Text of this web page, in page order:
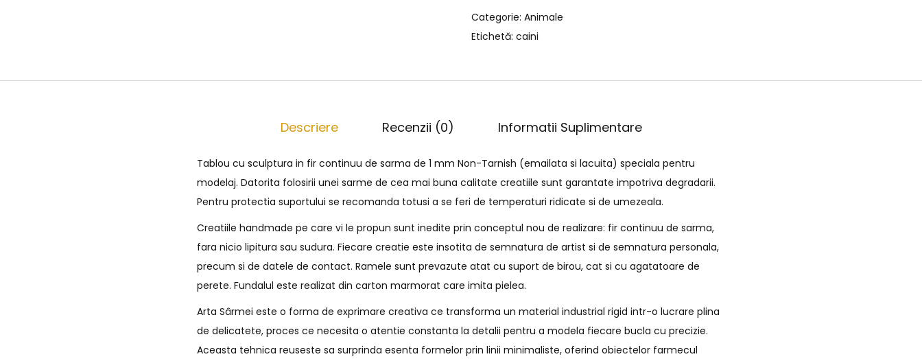
Categorie: Animale
Etichetă: caini
Descriere Recenzii (0) Informatii Suplimentare
Tablou cu sculptura in fir continuu de sarma de 1 mm Non-Tarnish (emailata si lacuita) speciala pentru
modelaj. Datorita folosirii unei sarme de cea mai buna calitate creatiile sunt garantate impotriva degradarii.
Pentru protectia suportului se recomanda totusi a se feri de temperaturi ridicate si de umezeala.
Creatiile handmade pe care vi le propun sunt inedite prin conceptul nou de realizare: fir continuu de sarma,
fara nicio lipitura sau sudura. Fiecare creatie este insotita de semnatura de artist si de semnatura personala,
precum si de datele de contact. Ramele sunt prevazute atat cu suport de birou, cat si cu agatatoare de
perete. Fundalul este realizat din carton marmorat care imita pielea.
Arta Sârmei este o forma de exprimare creativa ce transforma un material industrial rigid intr-o lucrare plina
de delicatete, proces ce necesita o atentie constanta la detalii pentru a modela fiecare bucla cu precizie.
Aceasta tehnica reuseste sa surprinda esenta formelor prin linii minimaliste, oferind obiectelor farmecul